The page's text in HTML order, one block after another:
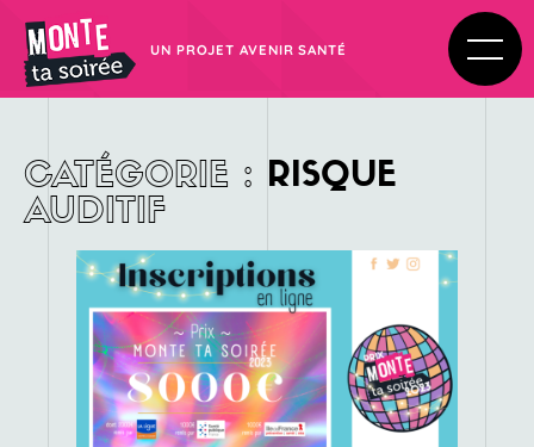
UN PROJET AVENIR SANTÉ
CATÉGORIE : RISQUE
AUDITIF